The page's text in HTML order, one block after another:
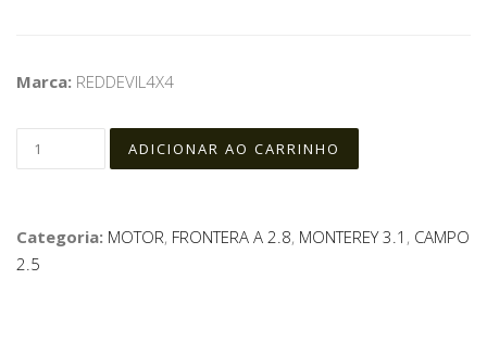
Marca: REDDEVIL4X4
Categoria: MOTOR, FRONTERA A 2.8, MONTEREY 3.1 , CAMPO
2.5